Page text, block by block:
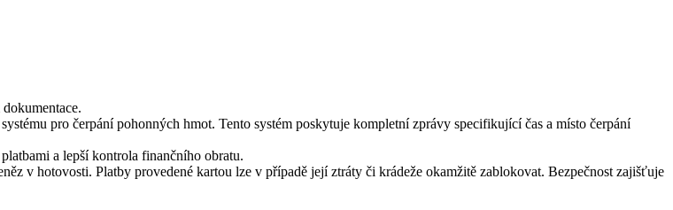
pro čerpání pohonných hmot. Tento systém poskytuje kompletní zprávy specifikující čas a místo čerpání
a lepší kontrola finančního obratu.
v hotovosti. Platby provedené kartou lze v případě její ztráty či krádeže okamžitě zablokovat. Bezpečnost zajišťuje